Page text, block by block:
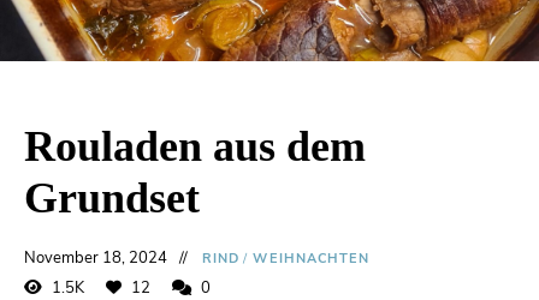
Rouladen aus dem
Grundset
November 18, 2024 RIND / WEIHNACHTEN
1.5K 12 0